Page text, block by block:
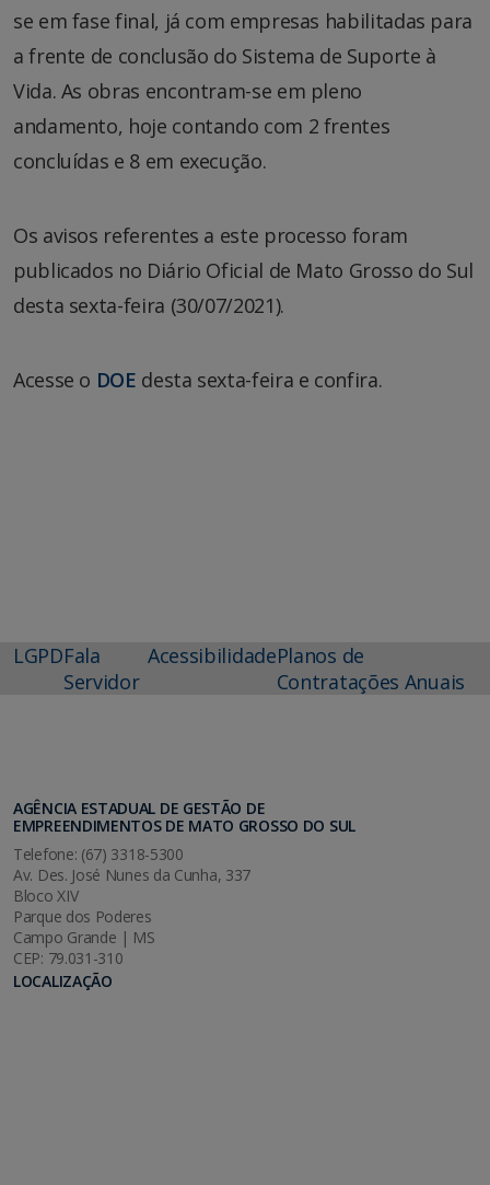
se em fase final, já com empresas habilitadas para
a frente de conclusão do Sistema de Suporte à
Vida. As obras encontram-se em pleno
andamento, hoje contando com 2 frentes
concluídas e 8 em execução.
Os avisos referentes a este processo foram
publicados no Diário Oficial de Mato Grosso do Sul
desta sexta-feira (30/07/2021).
Acesse o DOE desta sexta-feira e confira.
LGPDFala
Servidor
AcessibilidadePlanos de
Contratações Anuais
AGÊNCIA ESTADUAL DE GESTÃO DE
EMPREENDIMENTOS DE MATO GROSSO DO SUL
Telefone: (67) 3318-5300
Av. Des. José Nunes da Cunha, 337
Bloco XIV
Parque dos Poderes
Campo Grande | MS
CEP: 79.031-310
LOCALIZAÇÃO